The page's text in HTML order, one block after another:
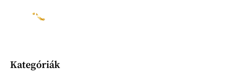
Kategóriák